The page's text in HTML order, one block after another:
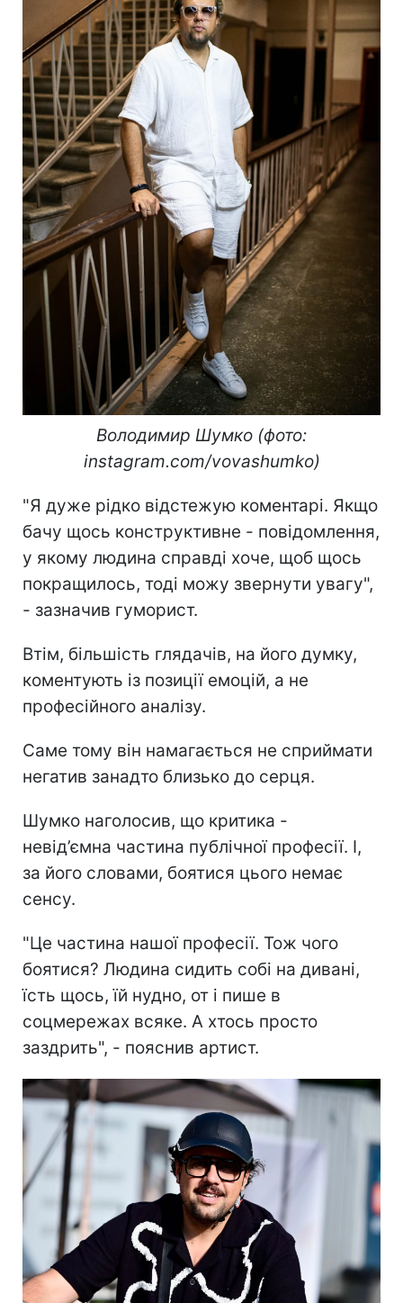
Володимир Шумко (фото:
instagram.com/vovashumko)
"Я дуже рідко відстежую коментарі. Якщо
бачу щось конструктивне - повідомлення,
у якому людина справді хоче, щоб щось
покращилось, тоді можу звернути увагу",
- зазначив гуморист.
Втім, більшість глядачів, на його думку,
коментують із позиції емоцій, а не
професійного аналізу.
Саме тому він намагається не сприймати
негатив занадто близько до серця.
Шумко наголосив, що критика -
невід’ємна частина публічної професії. І,
за його словами, боятися цього немає
сенсу.
"Це частина нашої професії. Тож чого
боятися? Людина сидить собі на дивані,
їсть щось, їй нудно, от і пише в
соцмережах всяке. А хтось просто
заздрить", - пояснив артист.